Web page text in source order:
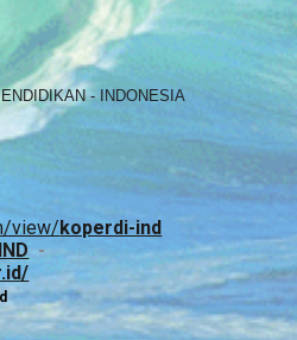
- INDONESIA
view/ koperdi-ind
-